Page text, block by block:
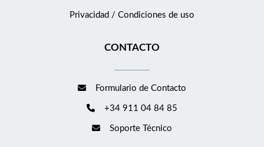
Privacidad / Condiciones de uso
CONTACTO
Formulario de Contacto
+34 911 04 84 85
Soporte Técnico